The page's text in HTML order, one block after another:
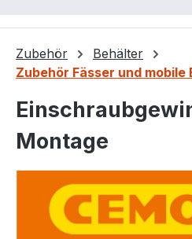
Zubehör
Behälter
Zubehör Fässer und
Montage